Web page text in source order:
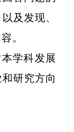
及发现、
。
学科发展
研究方向